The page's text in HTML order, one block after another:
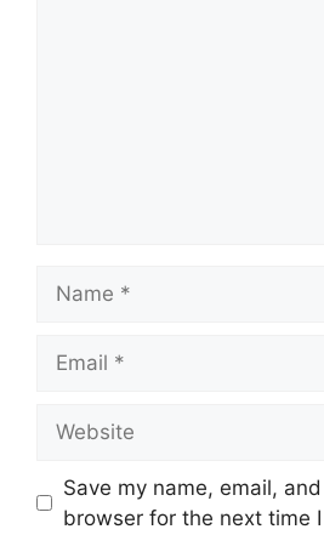
Save my name, email,
browser for the next time